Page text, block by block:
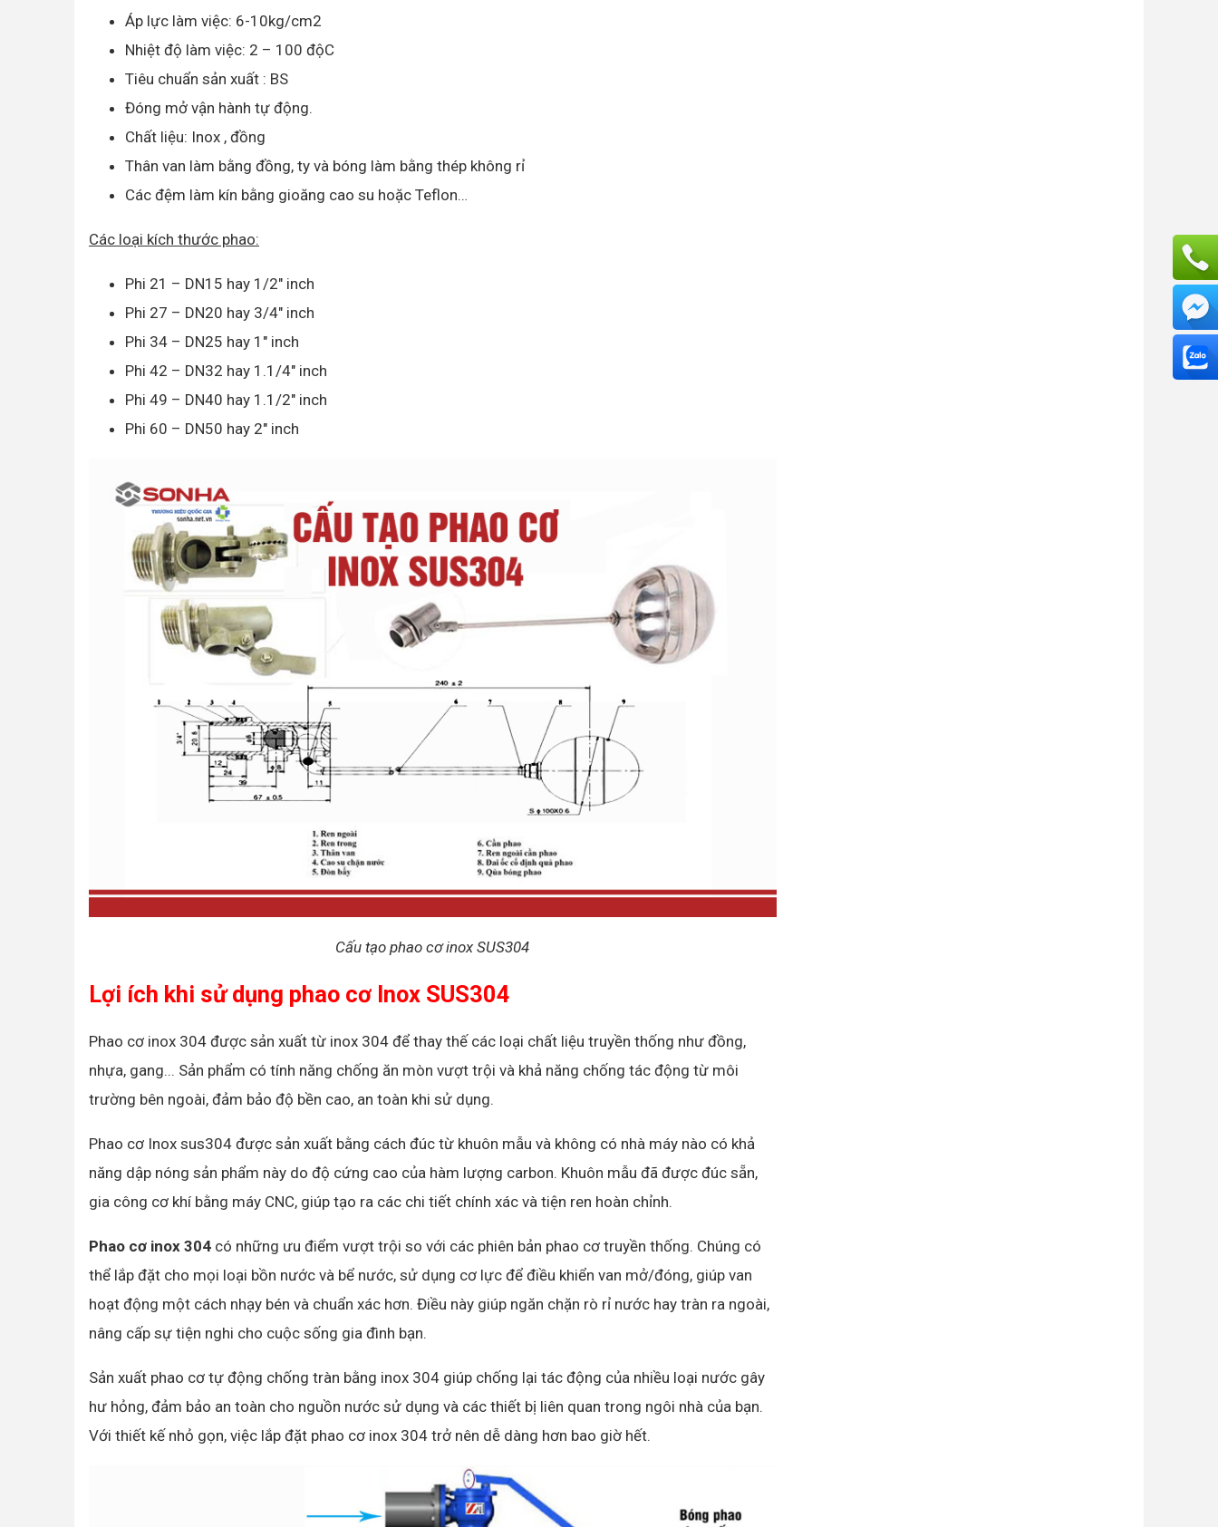
Áp lực làm việc: 6-10kg/cm2
Nhiệt độ làm việc: 2 – 100 độC
Tiêu chuẩn sản xuất : BS
Đóng mở vận hành tự động.
Chất liệu: Inox , đồng
Thân van làm bằng đồng, ty và bóng làm bằng thép không rỉ
Các đệm làm kín bằng gioăng cao su hoặc Teflon…
Các loại kích thước phao:
Phi 21 – DN15 hay 1/2″ inch
Phi 27 – DN20 hay 3/4″ inch
Phi 34 – DN25 hay 1″ inch
Phi 42 – DN32 hay 1.1/4″ inch
Phi 49 – DN40 hay 1.1/2″ inch
Phi 60 – DN50 hay 2″ inch
Cấu tạo phao cơ inox SUS304
Lợi ích khi sử dụng phao cơ Inox SUS304
Phao cơ inox 304 được sản xuất từ inox 304 để thay thế các loại chất liệu truyền thống như đồng,
nhựa, gang... Sản phẩm có tính năng chống ăn mòn vượt trội và khả năng chống tác động từ môi
trường bên ngoài, đảm bảo độ bền cao, an toàn khi sử dụng.
Phao cơ Inox sus304 được sản xuất bằng cách đúc từ khuôn mẫu và không có nhà máy nào có khả
năng dập nóng sản phẩm này do độ cứng cao của hàm lượng carbon. Khuôn mẫu đã được đúc sẵn,
gia công cơ khí bằng máy CNC, giúp tạo ra các chi tiết chính xác và tiện ren hoàn chỉnh.
Phao cơ inox 304 có những ưu điểm vượt trội so với các phiên bản phao cơ truyền thống. Chúng có
thể lắp đặt cho mọi loại bồn nước và bể nước, sử dụng cơ lực để điều khiển van mở/đóng, giúp van
hoạt động một cách nhạy bén và chuẩn xác hơn. Điều này giúp ngăn chặn rò rỉ nước hay tràn ra ngoài,
nâng cấp sự tiện nghi cho cuộc sống gia đình bạn.
Sản xuất phao cơ tự động chống tràn bằng inox 304 giúp chống lại tác động của nhiều loại nước gây
hư hỏng, đảm bảo an toàn cho nguồn nước sử dụng và các thiết bị liên quan trong ngôi nhà của bạn.
Với thiết kế nhỏ gọn, việc lắp đặt phao cơ inox 304 trở nên dễ dàng hơn bao giờ hết.